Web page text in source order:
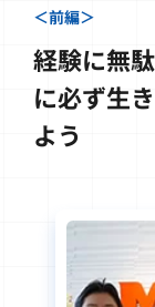
＜前編＞
経験に無
に必ず生
よう